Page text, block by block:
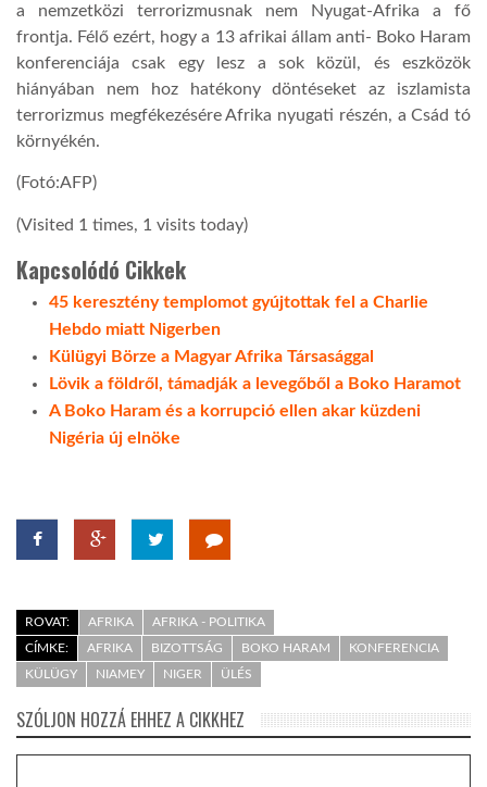
a nemzetközi terrorizmusnak nem Nyugat-Afrika a fő
frontja. Félő ezért, hogy a 13 afrikai állam anti- Boko Haram
konferenciája csak egy lesz a sok közül, és eszközök
hiányában nem hoz hatékony döntéseket az iszlamista
terrorizmus megfékezésére Afrika nyugati részén, a Csád tó
környékén.
(Fotó:AFP)
(Visited 1 times, 1 visits today)
Kapcsolódó Cikkek
45 keresztény templomot gyújtottak fel a Charlie
Hebdo miatt Nigerben
Külügyi Börze a Magyar Afrika Társasággal
Lövik a földről, támadják a levegőből a Boko Haramot
A Boko Haram és a korrupció ellen akar küzdeni
Nigéria új elnöke
ROVAT: AFRIKA
AFRIKA - POLITIKA
CÍMKE:
AFRIKA BIZOTTSÁG BOKO HARAM
KONFERENCIA
KÜLÜGY
NIAMEY NIGER ÜLÉS
SZÓLJON HOZZÁ EHHEZ A CIKKHEZ